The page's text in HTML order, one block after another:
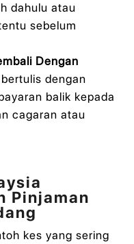
dahulu atau
sebelum
Dengan
dengan
balik kepada
cagaran atau
Pinjaman
kes yang sering